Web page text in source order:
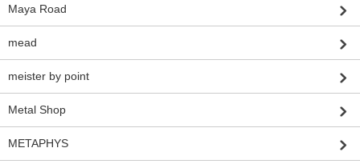
Maya Road
mead
meister by point
Metal Shop
METAPHYS